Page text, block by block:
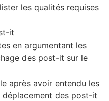
les qualités requises
it
en argumentant les
des post-it sur le
après avoir entendu les
déplacement des post-it